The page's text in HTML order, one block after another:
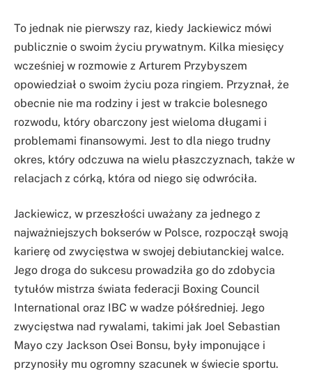
To jednak nie pierwszy raz, kiedy Jackiewicz mówi
publicznie o swoim życiu prywatnym. Kilka miesięcy
wcześniej w rozmowie z Arturem Przybyszem
opowiedział o swoim życiu poza ringiem. Przyznał, że
obecnie nie ma rodziny i jest w trakcie bolesnego
rozwodu, który obarczony jest wieloma długami i
problemami finansowymi. Jest to dla niego trudny
okres, który odczuwa na wielu płaszczyznach, także w
relacjach z córką, która od niego się odwróciła.
Jackiewicz, w przeszłości uważany za jednego z
najważniejszych bokserów w Polsce, rozpoczął swoją
karierę od zwycięstwa w swojej debiutanckiej walce.
Jego droga do sukcesu prowadziła go do zdobycia
tytułów mistrza świata federacji Boxing Council
International oraz IBC w wadze półśredniej. Jego
zwycięstwa nad rywalami, takimi jak Joel Sebastian
Mayo czy Jackson Osei Bonsu, były imponujące i
przynosiły mu ogromny szacunek w świecie sportu.